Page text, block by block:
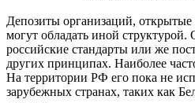
специальной схеме
5698
Код банковского
отделения
7236548
Номер клиентского
определенным